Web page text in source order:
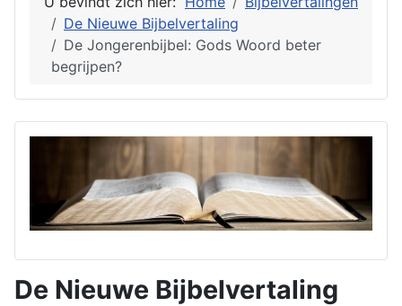
De Nieuwe Bijbelvertaling
De Jongerenbijbel: Gods Woord beter
begrijpen?
De Nieuwe Bijbelvertaling